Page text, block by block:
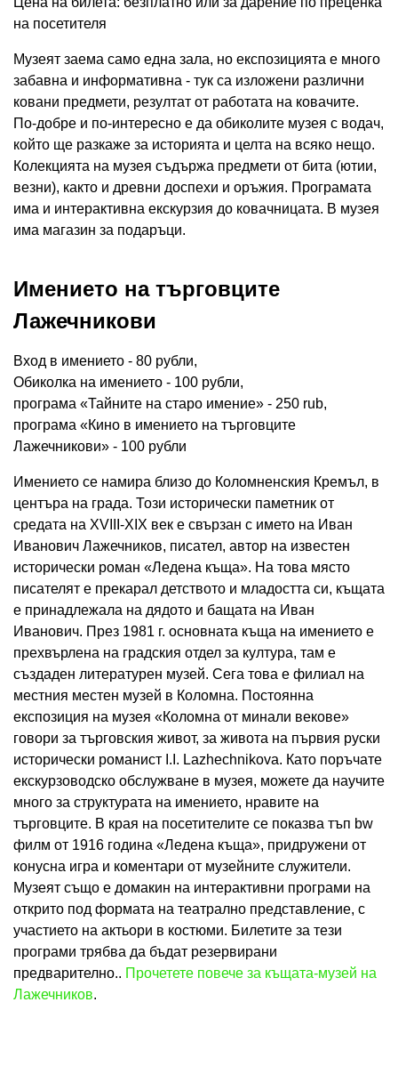
на посетителя
Музеят заема само една зала, но експозицията е много
забавна и информативна - тук са изложени различни
ковани предмети, резултат от работата на ковачите.
По-добре и по-интересно е да обиколите музея с водач,
който ще разкаже за историята и целта на всяко нещо.
Колекцията на музея съдържа предмети от бита (ютии,
везни), както и древни доспехи и оръжия. Програмата
има и интерактивна екскурзия до ковачницата. В музея
има магазин за подаръци.
Имението на търговците
Лажечникови
Вход в имението - 80 рубли,
Обиколка на имението - 100 рубли,
програма «Тайните на старо имение» - 250 rub,
програма «Кино в имението на търговците
Лажечникови» - 100 рубли
Имението се намира близо до Коломненския Кремъл, в
центъра на града. Този исторически паметник от
средата на XVIII-XIX век е свързан с името на Иван
Иванович Лажечников, писател, автор на известен
исторически роман «Ледена къща». На това място
писателят е прекарал детството и младостта си, къщата
е принадлежала на дядото и бащата на Иван
Иванович. През 1981 г. основната къща на имението е
прехвърлена на градския отдел за култура, там е
създаден литературен музей. Сега това е филиал на
местния местен музей в Коломна. Постоянна
експозиция на музея «Коломна от минали векове»
говори за търговския живот, за живота на първия руски
исторически романист I.I. Lazhechnikova. Като поръчате
екскурзоводско обслужване в музея, можете да научите
много за структурата на имението, нравите на
търговците. В края на посетителите се показва тъп bw
филм от 1916 година «Ледена къща», придружени от
конусна игра и коментари от музейните служители.
Музеят също е домакин на интерактивни програми на
открито под формата на театрално представление, с
участието на актьори в костюми. Билетите за тези
програми трябва да бъдат резервирани
предварително.. Прочетете повече за къщата-музей на
Лажечников.